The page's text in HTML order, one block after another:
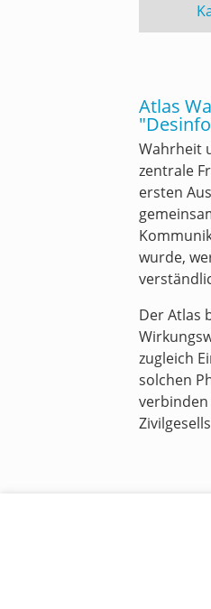
Atlas
Wahrheit
zentrale
ersten
wurde,
Der Atlas
zugleich
solchen